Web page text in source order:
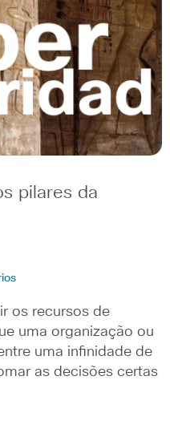
pilares da
os recursos de
uma organização ou
uma infinidade de
as decisões certas